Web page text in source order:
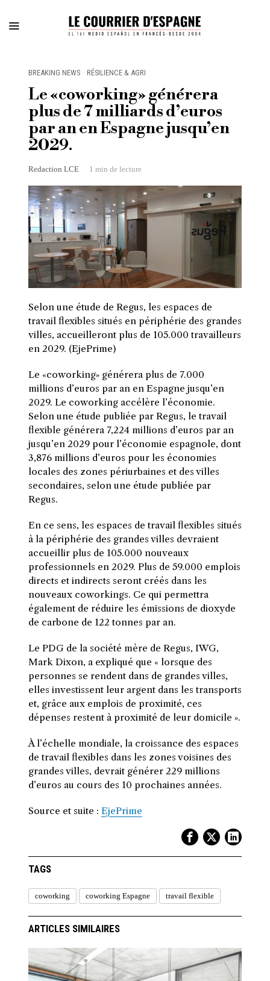
BREAKING NEWS · RÉSILIENCE & AGRI
Le «coworking» générera
plus de 7 milliards d’euros
par an en Espagne jusqu’en
2029.
Redaction LCE 1 min de lecture
Selon une étude de Regus, les espaces de
travail flexibles situés en périphérie des grandes
villes, accueilleront plus de 105.000 travailleurs
en 2029. (EjePrime)
Le «coworking» générera plus de 7.000
millions d’euros par an en Espagne jusqu’en
2029. Le coworking accélère l’économie.
Selon une étude publiée par Regus, le travail
flexible générera 7,224 millions d’euros par an
jusqu’en 2029 pour l’économie espagnole, dont
3,876 millions d’euros pour les économies
locales des zones périurbaines et des villes
secondaires, selon une étude publiée par
Regus.
En ce sens, les espaces de travail flexibles situés
à la périphérie des grandes villes devraient
accueillir plus de 105.000 nouveaux
professionnels en 2029. Plus de 59.000 emplois
directs et indirects seront créés dans les
nouveaux coworkings. Ce qui permettra
également de réduire les émissions de dioxyde
de carbone de 122 tonnes par an.
Le PDG de la société mère de Regus, IWG,
Mark Dixon, a expliqué que « lorsque des
personnes se rendent dans de grandes villes,
elles investissent leur argent dans les transports
et, grâce aux emplois de proximité, ces
dépenses restent à proximité de leur domicile ».
À l’échelle mondiale, la croissance des espaces
de travail flexibles dans les zones voisines des
grandes villes, devrait générer 229 millions
d’euros au cours des 10 prochaines années.
Source et suite : EjePrime
TAGS
coworking coworking Espagne travail flexible
ARTICLES SIMILAIRES